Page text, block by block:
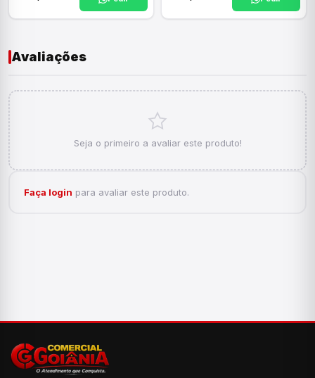
Avaliações
Seja o primeiro a avaliar este produto!
Faça login para avaliar este produto.